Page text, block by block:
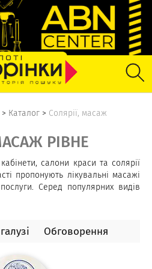
> Каталог > Солярії, масаж
РІВНЕ
салони краси та солярії
пропонують лікувальні масажі
Серед популярних видів
області пропонують наступні:
еротичний, масаж для двох,
дитячий, спортивний тощо. В
можете придбати подарунковий
краси чи солярій. В салонах та
Обговорення